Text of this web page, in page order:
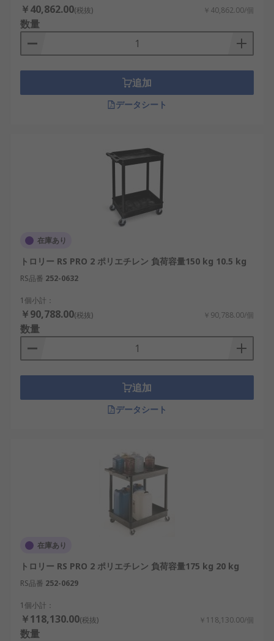
￥40,862.00(税抜) ￥40,862.00/個
数量
追加
データシート
在庫あり
トロリー RS PRO 2 ポリエチレン 負荷容量150 kg 10.5 kg
RS品番 252-0632
1個小計：
￥90,788.00(税抜) ￥90,788.00/個
数量
追加
データシート
在庫あり
トロリー RS PRO 2 ポリエチレン 負荷容量175 kg 20 kg
RS品番 252-0629
1個小計：
￥118,130.00(税抜) ￥118,130.00/個
数量